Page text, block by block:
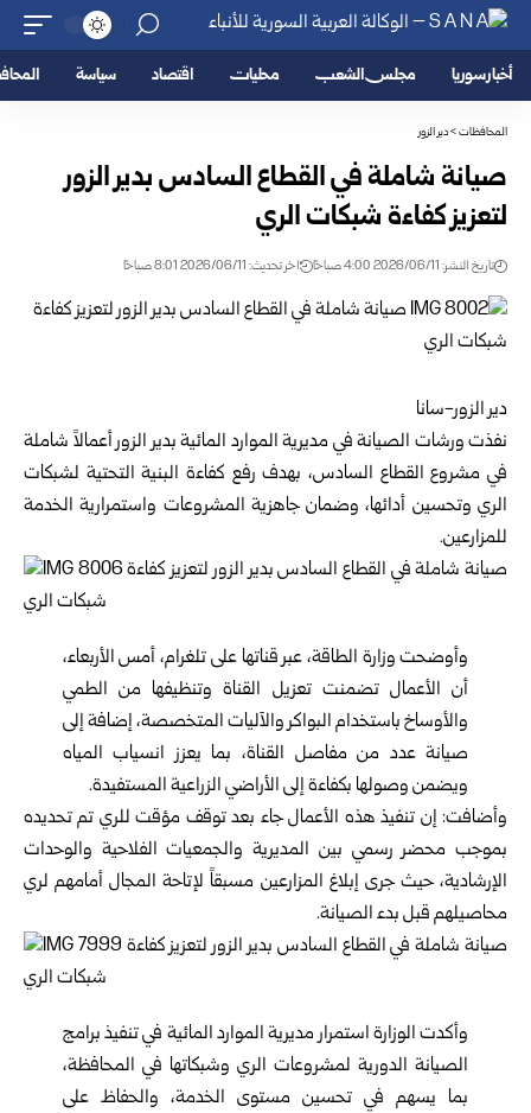
أخبار سوريا مجلس الشعب محليات اقتصاد سياسة
المحافظات>دير الزور
صيانة شاملة في القطاع السادس بدير الزور
لتعزيز كفاءة شبكات الري
تاريخ النشر: 2026/06/11 4:00 صباحًا اخر تحديث: 2026/06/11 8:01 صباحًا
دير الزور-سانا
نفذت ورشات الصيانة في مديرية الموارد المائية بدير الزورأعمالاً شاملة
في مشروع القطاع السادس، بهدف رفع كفاءة البنية التحتية لشبكات
الري وتحسين أدائها، وضمان جاهزية المشروعات واستمرارية الخدمة
للمزارعين.
وأوضحت وزارة الطاقة، عبر قناتها على تلغرام، أمس الأربعاء،
أن الأعمال تضمنت تعزيل القناة وتنظيفها من الطمي
والأوساخ باستخدام البواكر والآليات المتخصصة، إضافة إلى
صيانة عدد من مفاصل القناة، بما يعزز انسياب المياه
ويضمن وصولها بكفاءة إلى الأراضي الزراعية المستفيدة.
وأضافت: إن تنفيذ هذه الأعمال جاء بعد توقف مؤقت للري تم تحديده
بموجب محضر رسمي بين المديرية والجمعيات الفلاحية والوحدات
الإرشادية، حيث جرى إبلاغ المزارعين مسبقاً لإتاحة المجال أمامهم لري
محاصيلهم قبل بدء الصيانة.
وأكدت الوزارة استمرار مديرية الموارد المائية في تنفيذ برامج
الصيانة الدورية لمشروعات الري وشبكاتها في المحافظة،
بما يسهم في تحسين مستوى الخدمة، والحفاظ على